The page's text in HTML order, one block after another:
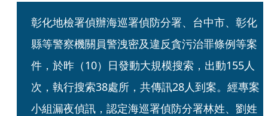
彰化地檢署偵辦海巡署偵防分署、台中市、彰化
縣等警察機關員警洩密及違反貪污治罪條例等案
件，於昨（10）日發動大規模搜索，出動155人
次，執行搜索38處所，共傳訊28人到案。經專案
小組漏夜偵訊，認定海巡署偵防分署林姓、劉姓